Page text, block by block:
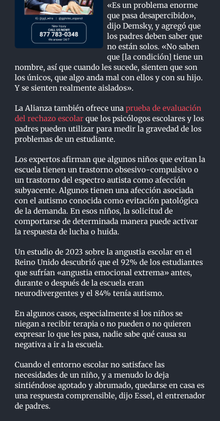
«Es un problema enorme
que pasa desapercibido»,
dijo Demsky, y agregó que
los padres deben saber que
no están solos. «No saben
que [la condición] tiene un
nombre, así que cuando les sucede, sienten que son
los únicos, que algo anda mal con ellos y con su hijo.
Y se sienten realmente aislados».
La Alianza también ofrece una prueba de evaluación
del rechazo escolar que los psicólogos escolares y los
padres pueden utilizar para medir la gravedad de los
problemas de un estudiante.
Los expertos afirman que algunos niños que evitan la
escuela tienen un trastorno obsesivo-compulsivo o
un trastorno del espectro autista como afección
subyacente. Algunos tienen una afección asociada
con el autismo conocida como evitación patológica
de la demanda. En esos niños, la solicitud de
comportarse de determinada manera puede activar
la respuesta de lucha o huida.
Un estudio de 2023 sobre la angustia escolar en el
Reino Unido descubrió que el 92% de los estudiantes
que sufrían «angustia emocional extrema» antes,
durante o después de la escuela eran
neurodivergentes y el 84% tenía autismo.
En algunos casos, especialmente si los niños se
niegan a recibir terapia o no pueden o no quieren
expresar lo que les pasa, nadie sabe qué causa su
negativa a ir a la escuela.
Cuando el entorno escolar no satisface las
necesidades de un niño, y a menudo lo deja
sintiéndose agotado y abrumado, quedarse en casa es
una respuesta comprensible, dijo Essel, el entrenador
de padres.